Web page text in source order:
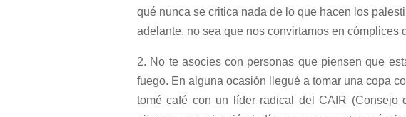
qué nunca se critica nada de lo que hacen los
adelante, no sea que nos convirtamos en
2. No te asocies con personas que piensen que
fuego. En alguna ocasión llegué a tomar una copa
tomé café con un líder radical del CAIR (Consejo